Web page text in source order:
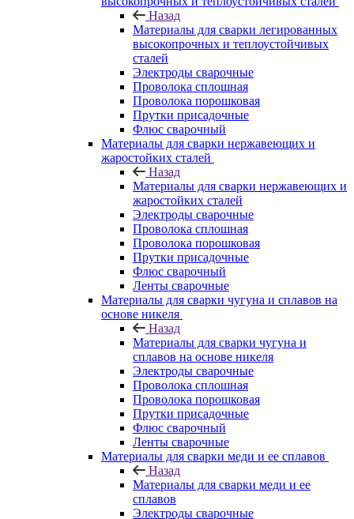
Назад
Материалы для сварки легированных
высокопрочных и теплоустойчивых
сталей
Электроды сварочные
Проволока сплошная
Проволока порошковая
Прутки присадочные
Флюс сварочный
Материалы для сварки нержавеющих и
жаростойких сталей
Назад
Материалы для сварки нержавеющих и
жаростойких сталей
Электроды сварочные
Проволока сплошная
Проволока порошковая
Прутки присадочные
Флюс сварочный
Ленты сварочные
Материалы для сварки чугуна и сплавов на
основе никеля
Назад
Материалы для сварки чугуна и
сплавов на основе никеля
Электроды сварочные
Проволока сплошная
Проволока порошковая
Прутки присадочные
Флюс сварочный
Ленты сварочные
Материалы для сварки меди и ее сплавов
Назад
Материалы для сварки меди и ее
сплавов
Электроды сварочные